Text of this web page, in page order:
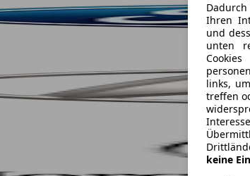
Ihren
und
unten
links,
treffen
keine